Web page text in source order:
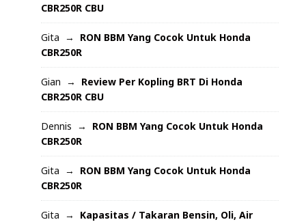
CBR250R CBU
Gita
RON BBM Yang Cocok Untuk Honda
CBR250R
Gian
Review Per Kopling BRT Di Honda
CBR250R CBU
Dennis
RON BBM Yang Cocok Untuk Honda
CBR250R
Gita
RON BBM Yang Cocok Untuk Honda
CBR250R
Gita
Kapasitas / Takaran Bensin, Oli, Air